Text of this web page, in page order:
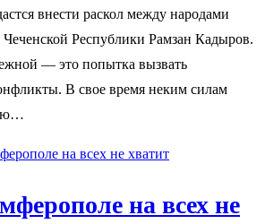
внести раскол между народами
Чеченской Республики Рамзан Кадыров.
— это попытка вызвать
В свое время неким силам
на всех не